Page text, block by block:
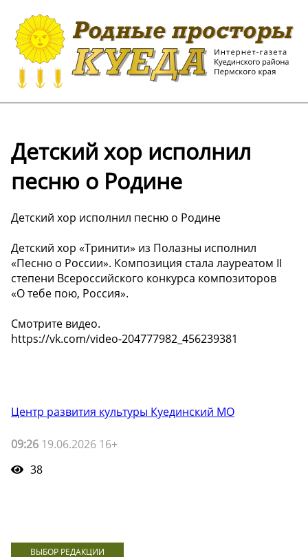
Детский хор исполнил
песню о Родине
Детский хор исполнил песню о Родине
Детский хор «Тринити» из Полазны исполнил
«Песню о России». Композиция стала лауреатом II
степени Всероссийского конкурса композиторов
«О тебе пою, Россия».
Смотрите видео.
https://vk.com/video-204777982_456239381
Центр развития культуры Куединский МО
09:26 19.06.2026 16+
38
ВЫБОР РЕДАКЦИИ